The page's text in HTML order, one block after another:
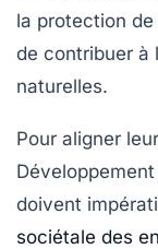
la protection de
de contribuer à
naturelles.
Pour aligner
doivent
sociétale des